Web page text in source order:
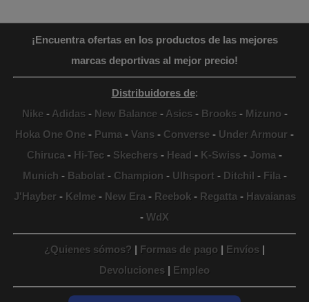
¡Encuentra ofertas en los productos de las mejores
marcas deportivas al mejor precio!
Distribuidores de:
Nike- Adidas- New Balance- Asics- Brooks- Mizuno-
Hoka One One - Puma - Vans - Converse - Under Armour -
Chiruca - Hi-Tec - Skechers - Head - K-Swiss - Joma -
Munich - Babolat- Champion - Ulhsport- Ditchil - Fila -
J'Hayber- Kelme- New Era - Reebok- Regatta - Havaianas
- WdX
¿Quienes sómos? | Formas de pago | Envíos |
Devoluciones | Empleo